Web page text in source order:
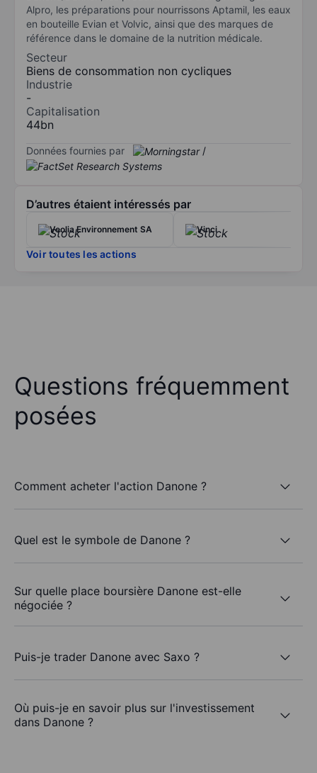
Alpro, les préparations pour nourrissons Aptamil, les eaux
en bouteille Evian et Volvic, ainsi que des marques de
référence dans le domaine de la nutrition médicale.
Secteur
Biens de consommation non cycliques
Industrie
-
Capitalisation
44bn
Données fournies par /
D’autres étaient intéressés par
Veolia Environnement SA Vinci
Voir toutes les actions
Questions fréquemment
posées
Comment acheter l'action Danone ?
Quel est le symbole de Danone ?
Sur quelle place boursière Danone est-elle
négociée ?
Puis-je trader Danone avec Saxo ?
Où puis-je en savoir plus sur l'investissement
dans Danone ?